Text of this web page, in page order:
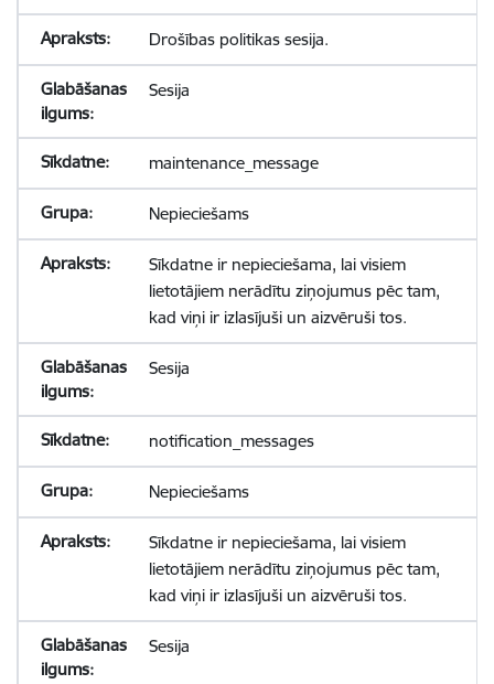
Drošības politikas sesija.
Sesija
maintenance_message
Nepieciešams
Sīkdatne ir nepieciešama, lai visiem
lietotājiem nerādītu ziņojumus pēc tam,
kad viņi ir izlasījuši un aizvēruši tos.
Sesija
notification_messages
Nepieciešams
Sīkdatne ir nepieciešama, lai visiem
lietotājiem nerādītu ziņojumus pēc tam,
kad viņi ir izlasījuši un aizvēruši tos.
Sesija